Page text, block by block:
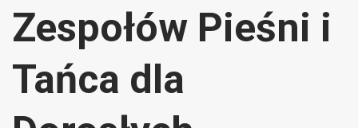
Zespołów Pieśni i
Tańca dla